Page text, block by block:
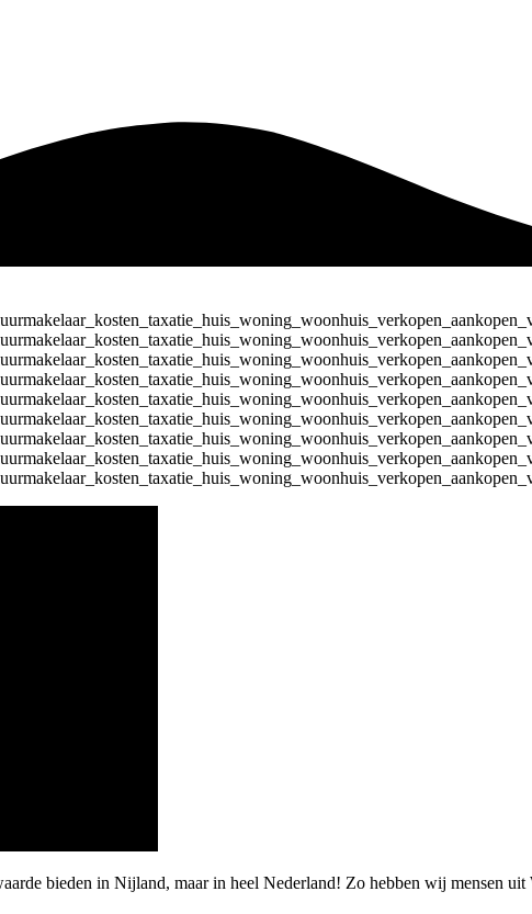
bieden in Nijland, maar in heel Nederland! Zo hebben wij mensen